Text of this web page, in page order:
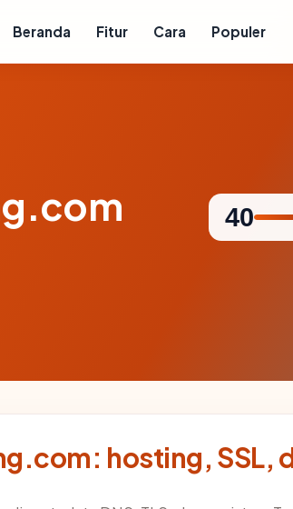
Beranda Fitur Cara Populer
40
hosting, SSL,